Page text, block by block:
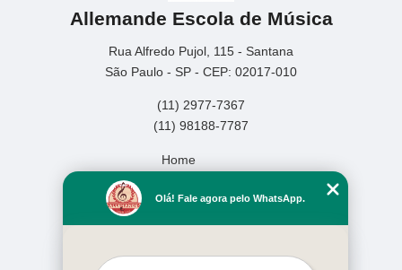
Allemande Escola de Música
Rua Alfredo Pujol, 115 - Santana
São Paulo - SP - CEP: 02017-010
(11) 2977-7367
(11) 98188-7787
Home
Missão
Olá! Fale agora pelo WhatsApp.